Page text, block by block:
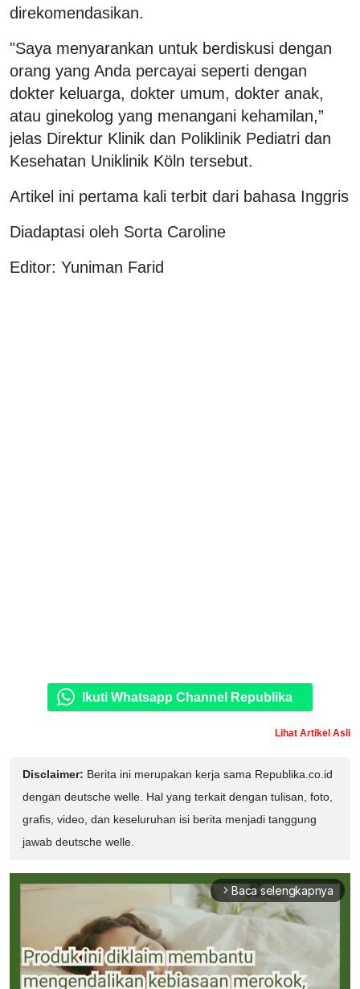
direkomendasikan.
"Saya menyarankan untuk berdiskusi dengan
orang yang Anda percayai seperti dengan
dokter keluarga, dokter umum, dokter anak,
atau ginekolog yang menangani kehamilan,”
jelas Direktur Klinik dan Poliklinik Pediatri dan
Kesehatan Uniklinik Köln tersebut.
Artikel ini pertama kali terbit dari bahasa Inggris
Diadaptasi oleh Sorta Caroline
Editor: Yuniman Farid
Ikuti Whatsapp Channel Republika
Lihat Artikel Asli
Disclaimer: Berita ini merupakan kerja sama Republika.co.id
dengan deutsche welle. Hal yang terkait dengan tulisan, foto,
grafis, video, dan keseluruhan isi berita menjadi tanggung
jawab deutsche welle.
arrow_forward_ios Baca selengkapnya